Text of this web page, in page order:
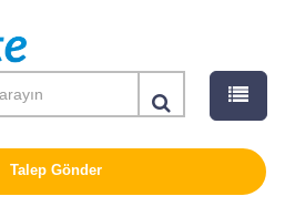
Talep Gönder